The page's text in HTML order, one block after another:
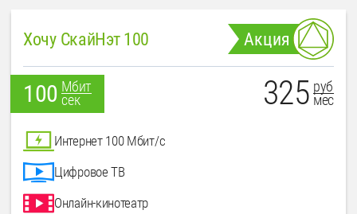
Хочу СкайНэт 100 Акция
100 Мбит
сек
325 руб
мес
Интернет 100 Мбит/с
Цифровое ТВ
Онлайн-кинотеатр